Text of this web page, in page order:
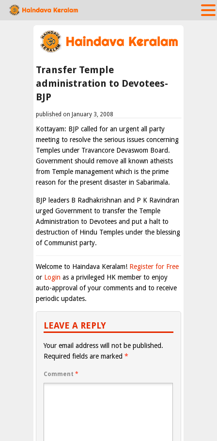
Transfer Temple
administration to Devotees-
BJP
published on January 3, 2008
Kottayam: BJP called for an urgent all party
meeting to resolve the serious issues concerning
Temples under Travancore Devaswom Board.
Government should remove all known atheists
from Temple management which is the prime
reason for the present disaster in Sabarimala.
BJP leaders B Radhakrishnan and P K Ravindran
urged Government to transfer the Temple
Administration to Devotees and put a halt to
destruction of Hindu Temples under the blessing
of Communist party.
Welcome to Haindava Keralam! Register for Free
or Login as a privileged HK member to enjoy
auto-approval of your comments and to receive
periodic updates.
LEAVE A REPLY
Your email address will not be published.
Required fields are marked *
Comment *